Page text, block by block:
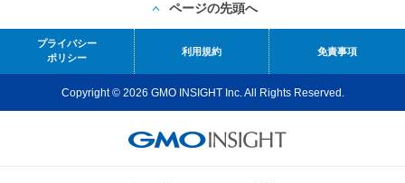
ページの先頭へ
プライバシー
ポリシー
利用規約 免責事項
Copyright © 2026 GMO INSIGHT Inc. All Rights Reserved.